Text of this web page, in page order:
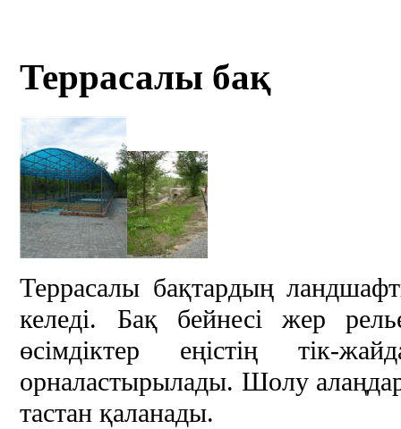
Террасалы бақ
Террасалы бақтардың
келеді. Бақ бейнесі жер
өсімдіктер еңістің тік-
орналастырылады. Шолу
тастан қаланады.